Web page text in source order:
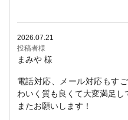
2026.07.21
投稿者様
まみや 様
電話対応、メール対応もす
わいく質も良くて大変満足し
またお願いします！